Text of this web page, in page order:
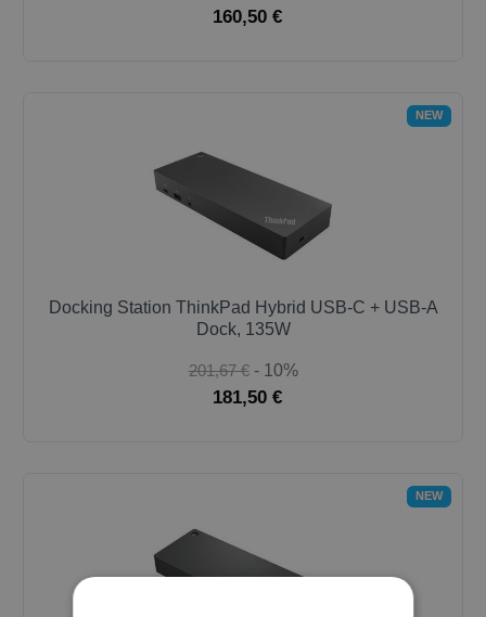
160,50 €
NEW
Docking Station ThinkPad Hybrid USB-C + USB-A
Dock, 135W
201,67 € - 10%
181,50 €
NEW